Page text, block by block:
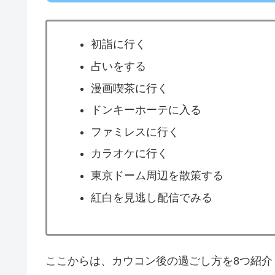
初詣に行く
占いをする
漫画喫茶に行く
ドンキーホーテに入る
ファミレスに行く
カラオケに行く
東京ドーム周辺を散策する
紅白を見逃し配信でみる
ここからは、カウコン後の過ごし方を8つ紹